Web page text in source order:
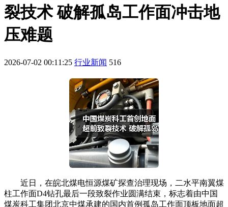
裂技术 破解孤岛工作面冲击地
压难题
2026-07-02 00:11:25 行业新闻 516
近日，在皖北煤电恒源煤矿探查治理现场，二水平南翼煤
柱工作面D4钻孔最后一段致裂作业圆满结束，标志着由中国
煤炭科工集团北京中煤承建的国内首例孤岛工作面顶板地面超